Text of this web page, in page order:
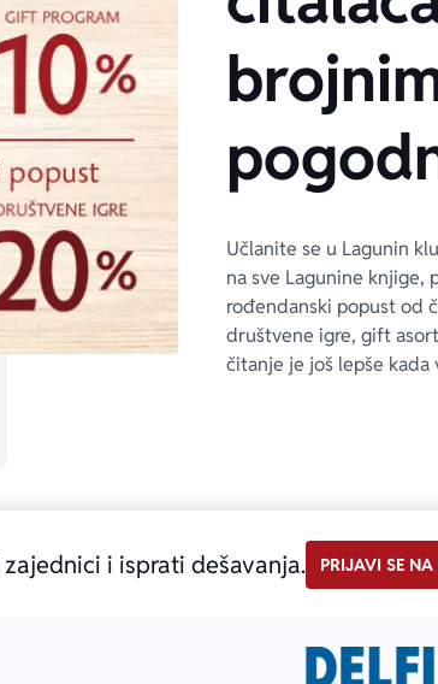
Učlanite se u Lagunin
na sve Lagunine knjige,
rođendanski popust od
društvene igre, gift
čitanje je još lepše kada
i isprati dešavanja. PRIJAVI SE NA